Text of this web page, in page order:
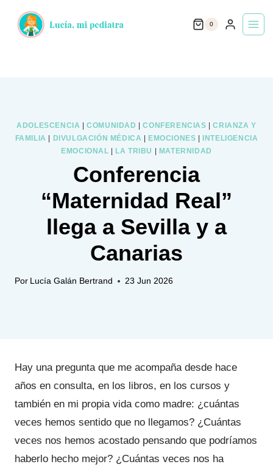
0
ADOLESCENCIA |COMUNIDAD |CONFERENCIAS |CRIANZA Y
FAMILIA
DIVULGACIÓN MÉDICA EMOCIONES
INTELIGENCIA
EMOCIONAL
LA TRIBU MATERNIDAD
Conferencia
“Maternidad Real”
llega a Sevilla y a
Canarias
Por Lucía Galán Bertrand 23 Jun 2026
Hay una pregunta que me acompaña desde hace
años en consulta, en los libros, en los cursos y
también en mi propia vida como madre: ¿cuántas
veces hemos sentido que no llegamos? ¿Cuántas
veces nos hemos acostado pensando que podríamos
haberlo hecho mejor? ¿Cuántas veces nos ha